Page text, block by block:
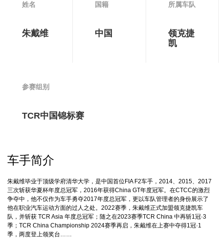
姓名
朱戴维
国籍
中国
所属车队
领克捷
凯
参赛组别
TCR中国锦标赛
车手简介
朱戴维毕业于顶级学府清华大学，是中国首位FIA F2车手，2014、2015、2017
三次斩获华夏杯年度总冠军，2016年获得China GT年度冠军。在CTCC的激烈
争夺中，他不仅作为车手勇夺2017年度总冠军，更以车队管理者的身份展示了
他在职业汽车运动方面的过人之处。2022赛季，朱戴维正式加盟领克捷凯车
队，并斩获 TCR Asia 年度总冠军；随之在2023赛季TCR China 中再斩1冠·3
季；TCR China Championship 2024赛季再启，朱戴维在上赛中夺得1冠·1
季，两度登上领奖台……